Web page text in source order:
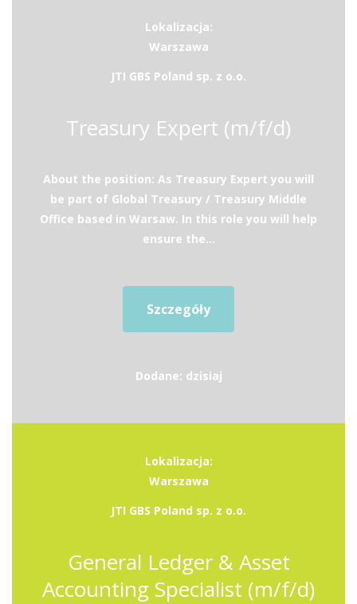
Lokalizacja:
Warszawa
JTI GBS Poland sp. z o.o.
Treasury Expert (m/f/d)
About the position: As Treasury Expert you will
be part of Global Treasury / Treasury Middle
Office based in Warsaw. In this role you will help
ensure the...
Szczegóły
Dodane: dzisiaj
Lokalizacja:
Warszawa
JTI GBS Poland sp. z o.o.
General Ledger & Asset
Accounting Specialist (m/f/d)